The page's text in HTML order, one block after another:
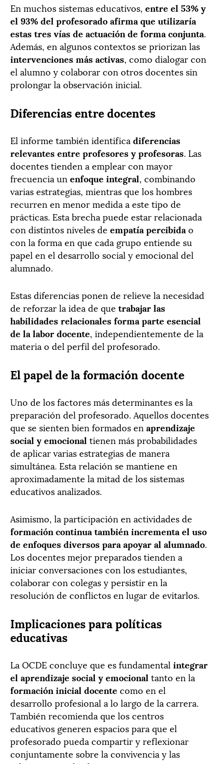
En muchos sistemas educativos, entre el 53% y
el 93% del profesorado afirma que utilizaría
estas tres vías de actuación de forma conjunta.
Además, en algunos contextos se priorizan las
intervenciones más activas, como dialogar con
el alumno y colaborar con otros docentes sin
prolongar la observación inicial.
Diferencias entre docentes
El informe también identifica diferencias
relevantes entre profesores y profesoras. Las
docentes tienden a emplear con mayor
frecuencia un enfoque integral, combinando
varias estrategias, mientras que los hombres
recurren en menor medida a este tipo de
prácticas. Esta brecha puede estar relacionada
con distintos niveles de empatía percibida o
con la forma en que cada grupo entiende su
papel en el desarrollo social y emocional del
alumnado.
Estas diferencias ponen de relieve la necesidad
de reforzar la idea de que trabajar las
habilidades relacionales forma parte esencial
de la labor docente, independientemente de la
materia o del perfil del profesorado.
El papel de la formación docente
Uno de los factores más determinantes es la
preparación del profesorado. Aquellos docentes
que se sienten bien formados en aprendizaje
social y emocional tienen más probabilidades
de aplicar varias estrategias de manera
simultánea. Esta relación se mantiene en
aproximadamente la mitad de los sistemas
educativos analizados.
Asimismo, la participación en actividades de
formación continua también incrementa el uso
de enfoques diversos para apoyar al alumnado.
Los docentes mejor preparados tienden a
iniciar conversaciones con los estudiantes,
colaborar con colegas y persistir en la
resolución de conflictos en lugar de evitarlos.
Implicaciones para políticas
educativas
La OCDE concluye que es fundamental integrar
el aprendizaje social y emocional tanto en la
formación inicial docente como en el
desarrollo profesional a lo largo de la carrera.
También recomienda que los centros
educativos generen espacios para que el
profesorado pueda compartir y reflexionar
conjuntamente sobre la convivencia y las